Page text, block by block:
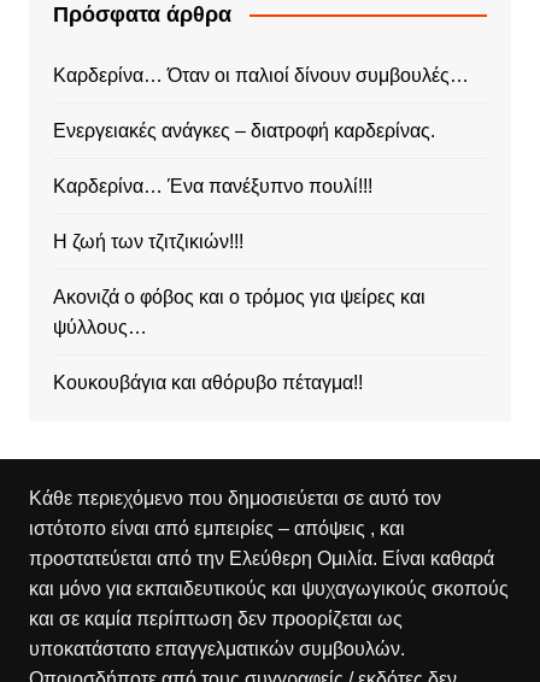
Πρόσφατα άρθρα
Καρδερίνα… Όταν οι παλιοί δίνουν συμβουλές…
Ενεργειακές ανάγκες – διατροφή καρδερίνας.
Καρδερίνα… Ένα πανέξυπνο πουλί!!!
Η ζωή των τζιτζικιών!!!
Ακονιζά ο φόβος και ο τρόμος για ψείρες και
ψύλλους…
Κουκουβάγια και αθόρυβο πέταγμα!!
Κάθε περιεχόμενο που δημοσιεύεται σε αυτό τον
ιστότοπο είναι από εμπειρίες – απόψεις , και
προστατεύεται από την Ελεύθερη Ομιλία. Είναι καθαρά
και μόνο για εκπαιδευτικούς και ψυχαγωγικούς σκοπούς
και σε καμία περίπτωση δεν προορίζεται ως
υποκατάστατο επαγγελματικών συμβουλών.